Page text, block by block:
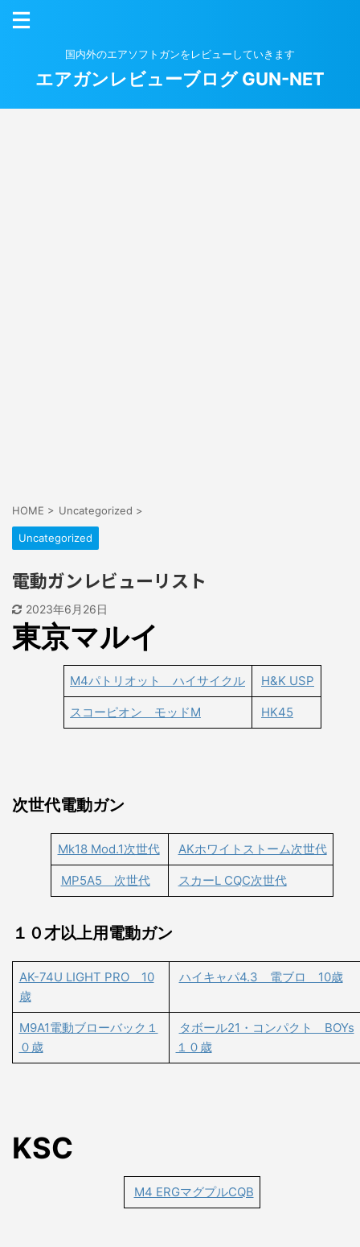
国内外のエアソフトガンをレビューしていきます
エアガンレビューブログ GUN-NET
HOME > Uncategorized >
Uncategorized
電動ガンレビューリスト
2023年6月26日
東京マルイ
M4パトリオット ハイサイクル H&K USP
スコーピオン モッドM HK45
次世代電動ガン
Mk18 Mod.1次世代 AKホワイトストーム次世代
MP5A5 次世代 スカーL CQC次世代
１０才以上用電動ガン
AK-74U LIGHT PRO 10
歳
ハイキャパ4.3 電ブロ 10歳
M9A1電動ブローバック１
０歳
タボール21・コンパクト BOYs
１０歳
KSC
M4 ERGマグプルCQB